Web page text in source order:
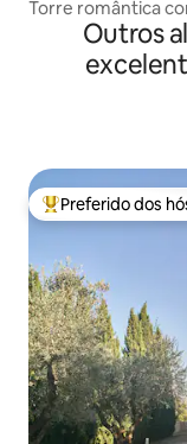
Torre romântica
Outros
Entre os
Preferido dos